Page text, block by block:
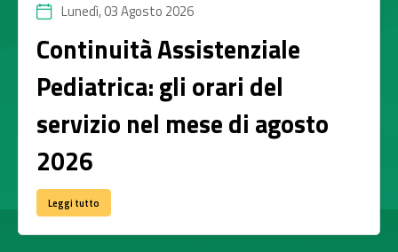
Lunedì, 03 Agosto 2026
Continuità Assistenziale
Pediatrica: gli orari del
servizio nel mese di agosto
2026
Leggi tutto